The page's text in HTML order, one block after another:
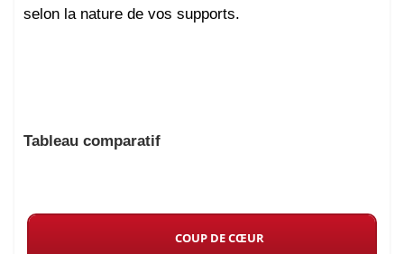
selon la nature de vos supports.
Tableau comparatif
COUP DE CŒUR